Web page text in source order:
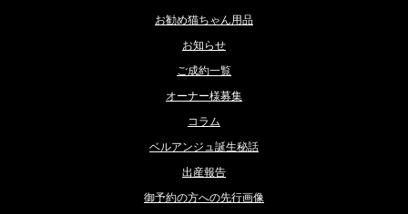
お勧め猫ちゃん用品
お知らせ
ご成約一覧
オーナー様募集
コラム
ベルアンジュ誕生秘話
出産報告
御予約の方への先行画像